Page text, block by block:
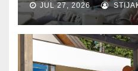
JUL 27, 2026